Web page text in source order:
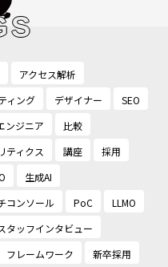
アクセス解析
ィング デザイナー
SEO
ンジニア
比較
ティクス 講座
採用
生成AI
コンソール PoC
LLMO
タッフインタビュー
フレームワーク
新卒採用